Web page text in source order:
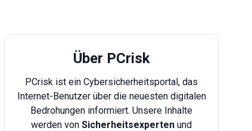
Über PCrisk
PCrisk ist ein Cybersicherheitsportal, das
Internet-Benutzer über die neuesten digitalen
Bedrohungen informiert. Unsere Inhalte
werden von Sicherheitsexperten und